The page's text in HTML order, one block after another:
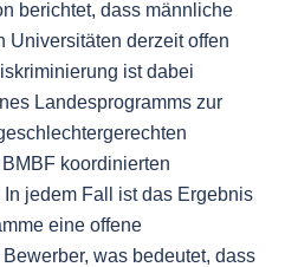
berichtet, dass männliche
Universitäten derzeit offen
ist dabei
Landesprogramms zur
koordinierten
jedem Fall ist das Ergebnis
eine offene
was bedeutet, dass